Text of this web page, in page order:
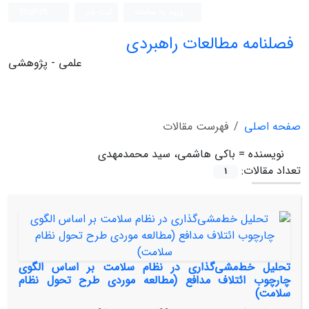
فصلنامه مطالعات راهبردی
علمی - پژوهشی
صفحه اصلی
فهرست مقالات
نویسنده = باکی هاشمی، سید محمدمهدی
تعداد مقالات:
1
تحلیل خط‌مشی‌گذاری در نظام سلامت بر اساس الگوی
چارچوب ائتلاف مدافع (مطالعه موردی طرح تحول نظام
سلامت)